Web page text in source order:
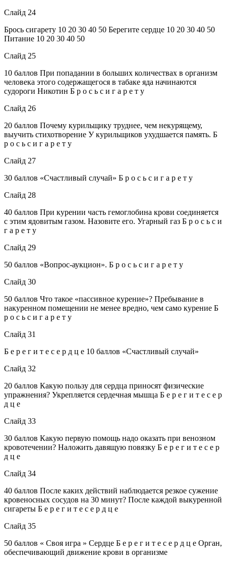
Слайд 24
Брось сигарету 10 20 30 40 50 Берегите сердце 10 20 30 40 50
Питание 10 20 30 40 50
Слайд 25
10 баллов При попадании в больших количествах в организм
человека этого содержащегося в табаке яда начинаются
судороги Никотин Б р о с ь с и г а р е т у
Слайд 26
20 баллов Почему курильщику труднее, чем некурящему,
выучить стихотворение У курильщиков ухудшается память. Б
р о с ь с и г а р е т у
Слайд 27
30 баллов «Счастливый случай» Б р о с ь с и г а р е т у
Слайд 28
40 баллов При курении часть гемоглобина крови соединяется
с этим ядовитым газом. Назовите его. Угарный газ Б р о с ь с и
г а р е т у
Слайд 29
50 баллов «Вопрос-аукцион». Б р о с ь с и г а р е т у
Слайд 30
50 баллов Что такое «пассивное курение»? Пребывание в
накуренном помещении не менее вредно, чем само курение Б
р о с ь с и г а р е т у
Слайд 31
Б е р е г и т е с е р д ц е 10 баллов «Счастливый случай»
Слайд 32
20 баллов Какую пользу для сердца приносят физические
упражнения? Укрепляется сердечная мышца Б е р е г и т е с е р
д ц е
Слайд 33
30 баллов Какую первую помощь надо оказать при венозном
кровотечении? Наложить давящую повязку Б е р е г и т е с е р
д ц е
Слайд 34
40 баллов После каких действий наблюдается резкое сужение
кровеносных сосудов на 30 минут? После каждой выкуренной
сигареты Б е р е г и т е с е р д ц е
Слайд 35
50 баллов « Своя игра » Сердце Б е р е г и т е с е р д ц е Орган,
обеспечивающий движение крови в организме